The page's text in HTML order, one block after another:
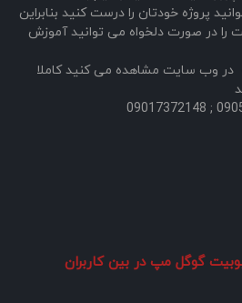
پروژه خودتان را درست کنید بنابراین
در صورت دلخواه می توانید آموزش
وب سایت مشاهده می کنید کاملا
گوگل مپ در بین کاربران